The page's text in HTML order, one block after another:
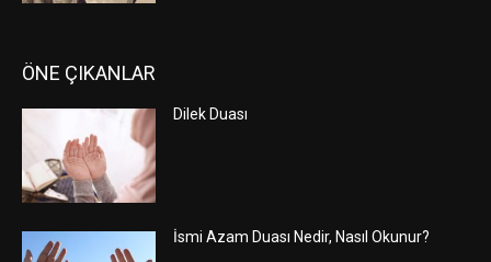
ÖNE ÇIKANLAR
Dilek Duası
İsmi Azam Duası Nedir, Nasıl Okunur?